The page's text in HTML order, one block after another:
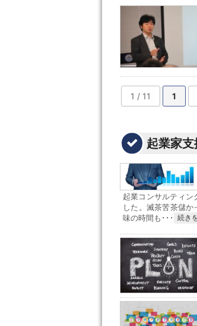
1 / 11 1
起業家支
起業コンサルティ
した。滅茶苦茶儲
味の時間も･･･
続き